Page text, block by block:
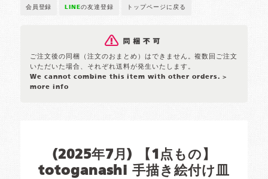
会員登録 LINEの友達登録 トップページに戻る
ご注文後の同梱（注文のおまとめ）はできません。複数回ご注文
いただいた場合、それぞれ送料が発生いたします。
We cannot combine this item with other orders. >
more info
(2025年7月) 【1点もの】
totoganashi 手描き絵付け皿